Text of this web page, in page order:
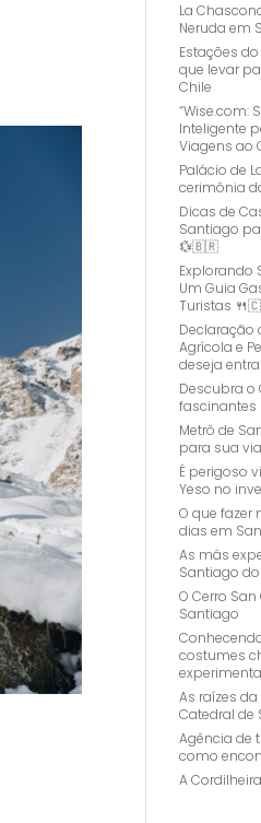
La
Neruda em
Estações
que levar
Chile
“Wise.com:
Inteligente
Viagens ao
Palácio de
cerimônia
Dicas de
Santiago
💱🇧🇷
Explorando
Um Guia
Turistas
Declaração
Agrícola e
deseja
Descubra o
fascinantes
Metrô de
para sua
É perigoso
Yeso no
O que fazer
dias em
As más
Santiago
O Cerro
Santiago
costumes
As raízes
Catedral de
Agência de
como
A